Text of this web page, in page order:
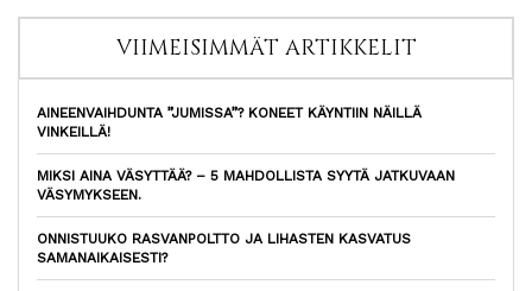
VIIMEISIMMÄT ARTIKKELIT
AINEENVAIHDUNTA ”JUMISSA”? KONEET KÄYNTIIN NÄILLÄ
VINKEILLÄ!
MIKSI AINA VÄSYTTÄÄ? – 5 MAHDOLLISTA SYYTÄ JATKUVAAN
VÄSYMYKSEEN.
ONNISTUUKO RASVANPOLTTO JA LIHASTEN KASVATUS
SAMANAIKAISESTI?